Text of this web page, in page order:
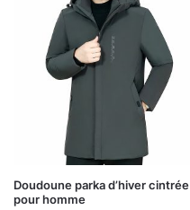
Doudoune parka d’hiver cintrée
pour homme